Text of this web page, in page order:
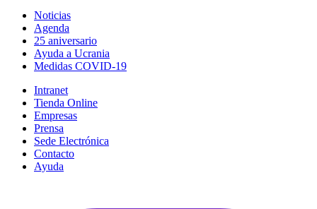
Noticias
Agenda
25 aniversario
Ayuda a Ucrania
Medidas COVID-19
Intranet
Tienda Online
Empresas
Prensa
Sede Electrónica
Contacto
Ayuda